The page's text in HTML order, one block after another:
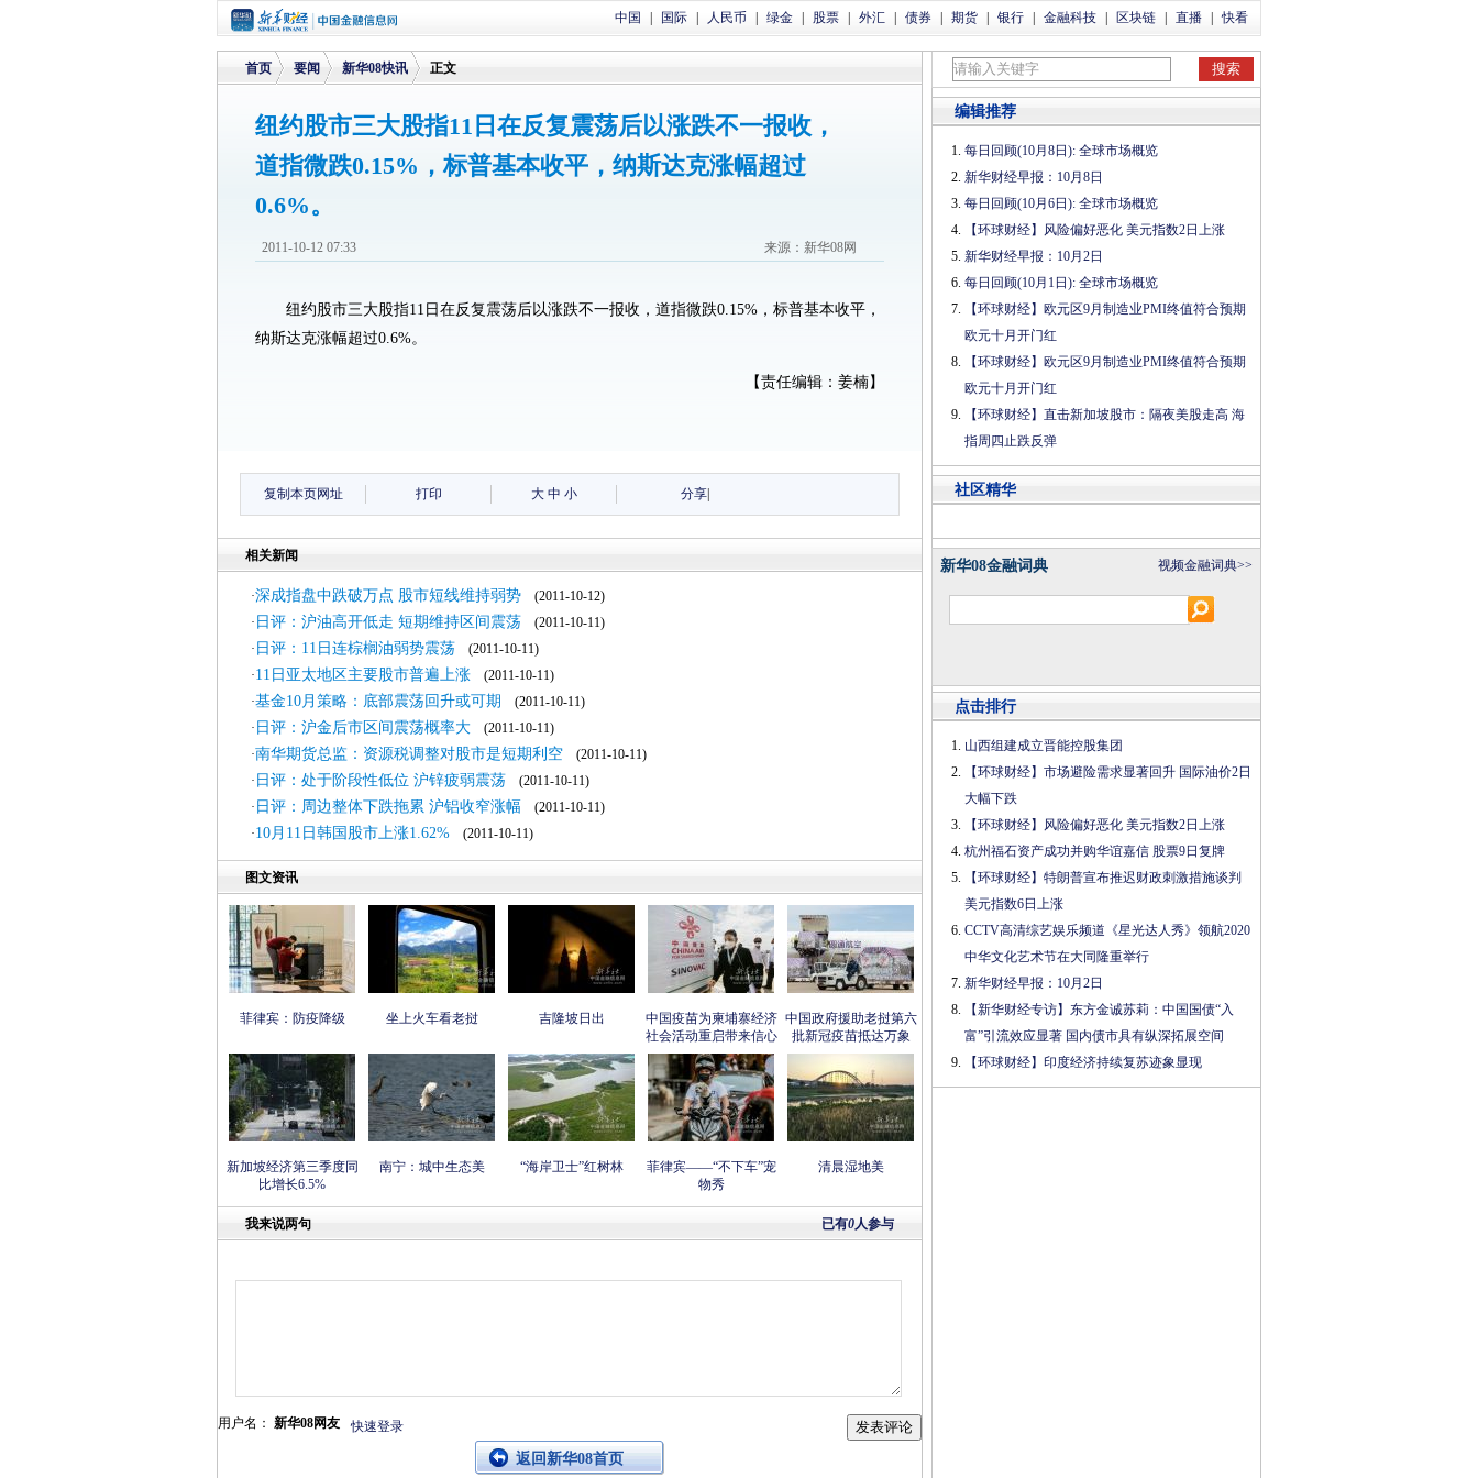
中国 国际 人民币 绿金 股票 外汇 债券 期货 银行 金融科技 区块链 直播 快看
首页
>
要闻
>
新华08快讯
>
正文
纽约股市三大股指11日在反复震荡后以涨跌不一报收，
道指微跌0.15%，标普基本收平，纳斯达克涨幅超过
0.6%。
来源：新华08网
2011-10-12 07:33
纽约股市三大股指11日在反复震荡后以涨跌不一报收，道指微跌0.15%，标普基本收平，
纳斯达克涨幅超过0.6%。
【责任编辑：姜楠】
复制本页网址 打印 大 中 小 分享
相关新闻
·深成指盘中跌破万点 股市短线维持弱势 (2011-10-12)
· 日评：沪油高开低走 短期维持区间震荡 (2011-10-11)
· 日评：11日连棕榈油弱势震荡 (2011-10-11)
·11日亚太地区主要股市普遍上涨 (2011-10-11)
·基金10月策略：底部震荡回升或可期
(2011-10-11)
· 日评：沪金后市区间震荡概率大 (2011-10-11)
·南华期货总监：资源税调整对股市是短期利空 (2011-10-11)
· 日评：处于阶段性低位 沪锌疲弱震荡 (2011-10-11)
· 日评：周边整体下跌拖累 沪铝收窄涨幅 (2011-10-11)
·10月11日韩国股市上涨1.62% (2011-10-11)
图文资讯
菲律宾：防疫降级 坐上火车看老挝 吉隆坡日出
中国疫苗为柬埔寨经济
社会活动重启带来信心
中国政府援助老挝第六
批新冠疫苗抵达万象
新加坡经济第三季度同
比增长6.5%
南宁：城中生态美 “海岸卫士”红树林
菲律宾——“不下车”宠
物秀
清晨湿地美
已有0人参与
我来说两句
用户名： 新华08网友 快速登录
返回新华08首页
编辑推荐
每日回顾(10月8日): 全球市场概览
新华财经早报：10月8日
每日回顾(10月6日): 全球市场概览
【环球财经】风险偏好恶化 美元指数2日上涨
新华财经早报：10月2日
每日回顾(10月1日): 全球市场概览
【环球财经】欧元区9月制造业PMI终值符合预期
欧元十月开门红
【环球财经】欧元区9月制造业PMI终值符合预期
欧元十月开门红
【环球财经】直击新加坡股市：隔夜美股走高 海
指周四止跌反弹
社区精华
新华08金融词典 视频金融词典>>
点击排行
山西组建成立晋能控股集团
【环球财经】市场避险需求显著回升 国际油价2日
大幅下跌
【环球财经】风险偏好恶化 美元指数2日上涨
杭州福石资产成功并购华谊嘉信 股票9日复牌
【环球财经】特朗普宣布推迟财政刺激措施谈判
美元指数6日上涨
CCTV高清综艺娱乐频道《星光达人秀》领航2020
中华文化艺术节在大同隆重举行
新华财经早报：10月2日
【新华财经专访】东方金诚苏莉：中国国债“入
富”引流效应显著 国内债市具有纵深拓展空间
【环球财经】印度经济持续复苏迹象显现